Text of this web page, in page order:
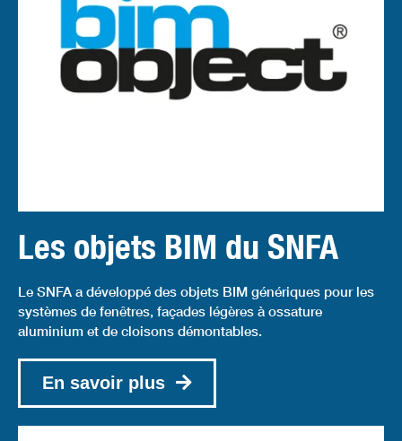
Les objets BIM du SNFA
Le SNFA a développé des objets BIM génériques pour les
systèmes de fenêtres, façades légères à ossature
aluminium et de cloisons démontables.
En savoir plus